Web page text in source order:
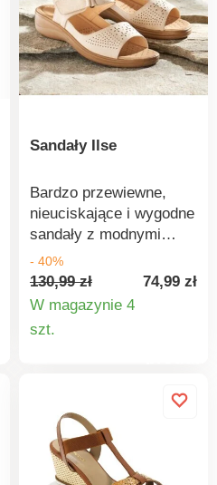
Sandały Ilse
Bardzo przewiewne,
nieuciskające i wygodne
sandały z modnymi
tłoczeniami i
regulowanymi
zapięciami na rzepy.
Podeszwy o wysokości
ok. 3,5 cm.
- 40%
130,99 zł
74,99 zł
W magazynie 4
szt.